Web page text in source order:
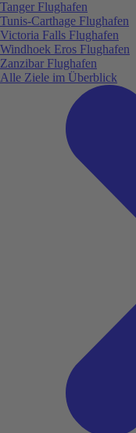
Tanger Flughafen
Tunis-Carthage Flughafen
Victoria Falls Flughafen
Windhoek Eros Flughafen
Zanzibar Flughafen
Alle Ziele im Überblick